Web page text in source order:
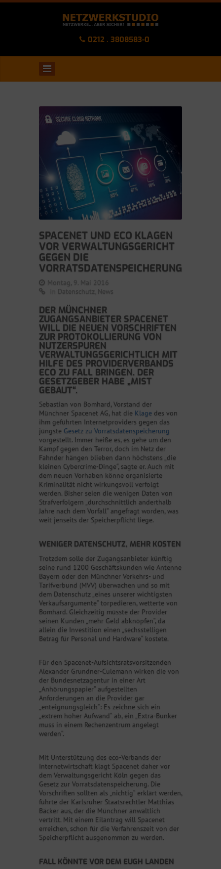
0212 . 3808583-0
SPACENET UND ECO KLAGEN
VOR VERWALTUNGSGERICHT
GEGEN DIE
VORRATSDATENSPEICHERUNG
Montag, 9. Mai 2016
Datenschutz News
DER MÜNCHNER
ZUGANGSANBIETER SPACENET
WILL DIE NEUEN VORSCHRIFTEN
ZUR PROTOKOLLIERUNG VON
NUTZERSPUREN
VERWALTUNGSGERICHTLICH MIT
HILFE DES PROVIDERVERBANDS
ECO ZU FALL BRINGEN. DER
GESETZGEBER HABE „MIST
GEBAUT“.
Sebastian von Bomhard, Vorstand der
Münchner Spacenet AG, hat die Klage des von
ihm geführten Internetproviders gegen das
jüngste Gesetz zu Vorratsdatenspeicherung
vorgestellt. Immer heiße es, es gehe um den
Kampf gegen den Terror, doch im Netz der
Fahnder hängen blieben dann höchstens „die
kleinen Cybercrime-Dinge“, sagte er. Auch mit
dem neuen Vorhaben könne organisierte
Kriminalität nicht wirkungsvoll verfolgt
werden. Bisher seien die wenigen Daten von
Strafverfolgern „durchschnittlich anderthalb
Jahre nach dem Vorfall“ angefragt worden, was
weit jenseits der Speicherpflicht liege.
WENIGER DATENSCHUTZ, MEHR KOSTEN
Trotzdem solle der Zugangsanbieter künftig
seine rund 1200 Geschäftskunden wie Antenne
Bayern oder den Münchner Verkehrs- und
Tarifverbund (MVV) überwachen und so mit
dem Datenschutz „eines unserer wichtigsten
Verkaufsargumente“ torpedieren, wetterte von
Bomhard. Gleichzeitig müsste der Provider
seinen Kunden „mehr Geld abknöpfen“, da
allein die Investition einen „sechsstelligen
Betrag für Personal und Hardware“ kostete.
Für den Spacenet-Aufsichtsratsvorsitzenden
Alexander Grundner-Culemann wirken die von
der Bundesnetzagentur in einer Art
„Anhörungspapier“ aufgestellten
Anforderungen an die Provider gar
„enteignungsgleich“: Es zeichne sich ein
„extrem hoher Aufwand“ ab, ein „Extra-Bunker
muss in einem Rechenzentrum angelegt
werden“.
Mit Unterstützung des eco-Verbands der
Internetwirtschaft klagt Spacenet daher vor
dem Verwaltungsgericht Köln gegen das
Gesetz zur Vorratsdatenspeicherung. Die
Vorschriften sollten als „nichtig“ erklärt werden,
führte der Karlsruher Staatsrechtler Matthias
Bäcker aus, der die Münchner anwaltlich
vertritt. Mit einem Eilantrag will Spacenet
erreichen, schon für die Verfahrenszeit von der
Speicherpflicht ausgenommen zu werden.
FALL KÖNNTE VOR DEM EUGH LANDEN